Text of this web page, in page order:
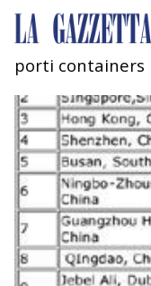
AMBIENTE
MOBILITÀ
INDUSTRIA
RICERCA
ECONOMIA
porti containers